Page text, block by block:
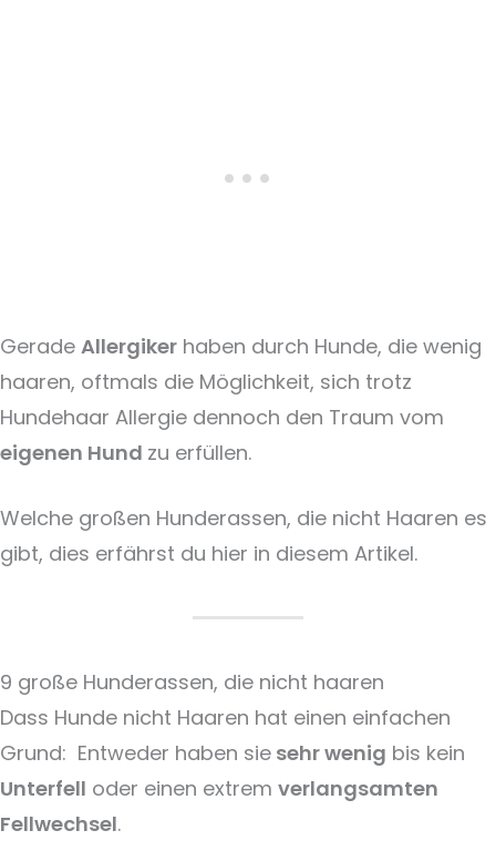
Gerade Allergiker haben durch Hunde, die wenig
haaren, oftmals die Möglichkeit, sich trotz
Hundehaar Allergie dennoch den Traum vom
eigenen Hund zu erfüllen.
Welche großen Hunderassen, die nicht Haaren es
gibt, dies erfährst du hier in diesem Artikel.
9 große Hunderassen, die nicht haaren
Dass Hunde nicht Haaren hat einen einfachen
Grund: Entweder haben sie sehr wenig bis kein
Unterfell oder einen extrem verlangsamten
Fellwechsel.